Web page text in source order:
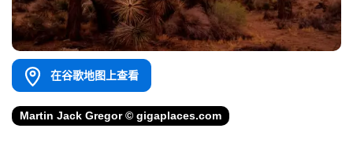
在谷歌地图上查看
Martin Jack Gregor © gigaplaces.com